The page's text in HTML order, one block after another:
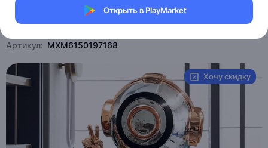
Открыть в PlayMarket
Магазин Weller Store
Артикул: MXM6150197168
Хочу скидку